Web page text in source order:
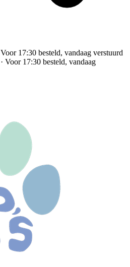
Voor 17:30 besteld, vandaag verstuurd
· Voor 17:30 besteld, vandaag